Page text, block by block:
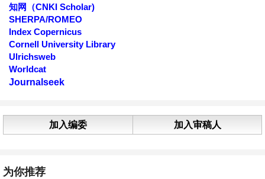
知网（CNKI Scholar)
SHERPA/ROMEO
Index Copernicus
Cornell University Library
Ulrichsweb
Worldcat
Journalseek
加入编委 加入审稿人
为你推荐